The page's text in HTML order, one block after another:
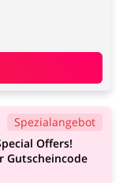
& Uhren
Spezialangebot
Offers!
Gutscheincode